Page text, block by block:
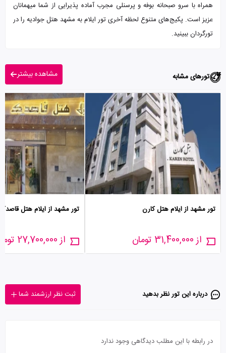
همراه با سرو صبحانه بوفه و پرسنلی مجرب آماده پذیرایی از شما میهمانان
عزیز است. پکیج‌های متنوع لحظه آخری تور ایلام به مشهد هتل جوادیه را در
تورگردان ببینید.
تورهای مشابه مشاهده بیشتر
تور مشهد از ایلام هتل کارن
از 31,400,000 تومان
تور مشهد از ایلام هتل قاصدک
از 27,700,000 تومان
درباره این تور‌ نظر بدهید ثبت نظر ارزشمند شما
در رابطه با این مطلب دیدگاهی وجود ندارد